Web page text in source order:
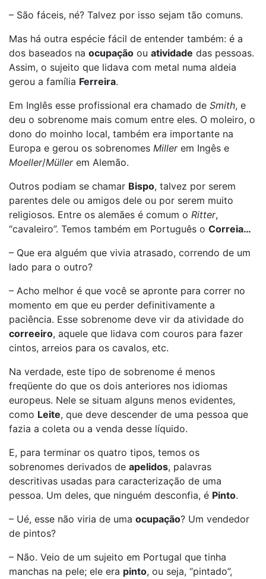
– São fáceis, né? Talvez por isso sejam tão comuns.
Mas há outra espécie fácil de entender também: é a
dos baseados na ocupação ou atividade das pessoas.
Assim, o sujeito que lidava com metal numa aldeia
gerou a família Ferreira.
Em Inglês esse profissional era chamado de Smith, e
deu o sobrenome mais comum entre eles. O moleiro, o
dono do moinho local, também era importante na
Europa e gerou os sobrenomes Millerem Ingês e
Moeller/Müllerem Alemão.
Outros podiam se chamar Bispo, talvez por serem
parentes dele ou amigos dele ou por serem muito
religiosos. Entre os alemães é comum o Ritter,
“cavaleiro”. Temos também em Português o Correia…
– Que era alguém que vivia atrasado, correndo de um
lado para o outro?
– Acho melhor é que você se apronte para correr no
momento em que eu perder definitivamente a
paciência. Esse sobrenome deve vir da atividade do
correeiro, aquele que lidava com couros para fazer
cintos, arreios para os cavalos, etc.
Na verdade, este tipo de sobrenome é menos
freqüente do que os dois anteriores nos idiomas
europeus. Nele se situam alguns menos evidentes,
como Leite, que deve descender de uma pessoa que
fazia a coleta ou a venda desse líquido.
E, para terminar os quatro tipos, temos os
sobrenomes derivados de apelidos, palavras
descritivas usadas para caracterização de uma
pessoa. Um deles, que ninguém desconfia, é Pinto.
– Ué, esse não viria de uma ocupação? Um vendedor
de pintos?
– Não. Veio de um sujeito em Portugal que tinha
manchas na pele; ele era pinto, ou seja, “pintado”,